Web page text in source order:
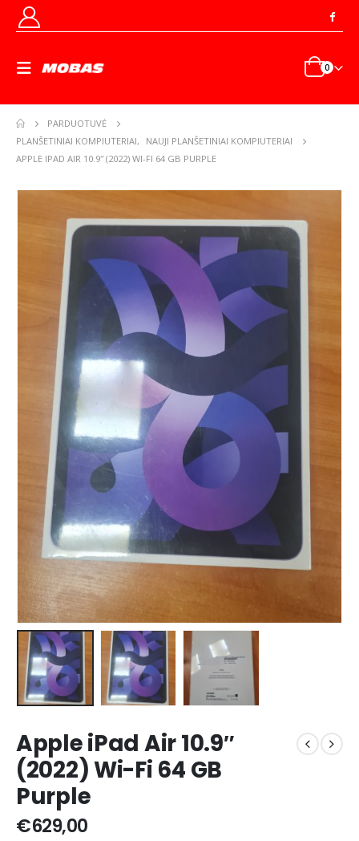
0
PARDUOTUVĖ
PLANŠETINIAI KOMPIUTERIAI,
NAUJI PLANŠETINIAI KOMPIUTERIAI
APPLE IPAD AIR 10.9″ (2022) WI-FI 64 GB PURPLE
Apple iPad Air 10.9″
(2022) Wi-Fi 64 GB
Purple
€629,00